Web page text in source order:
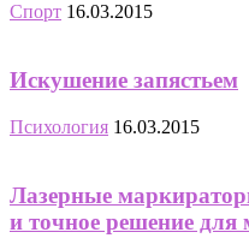
Спорт 16.03.2015
Искушение запястьем
Психология 16.03.2015
Лазерные
и точное решение